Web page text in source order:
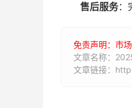
售后服务：
免责声明：市
文章名称：
文章链接：